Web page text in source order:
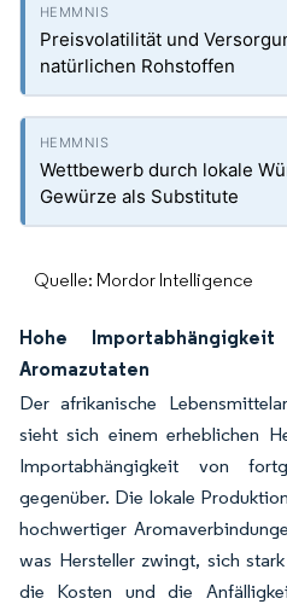
Preisvolatilität und
natürlichen Rohstoffen
Wettbewerb durch lokale
Gewürze als Substitute
Quelle: Mordor Intelligence
Hohe
Aromazutaten
Der afrikanische
sieht sich einem erheblichen
Importabhängigkeit von
gegenüber. Die lokale
hochwertiger
was Hersteller zwingt, sich
die Kosten und die